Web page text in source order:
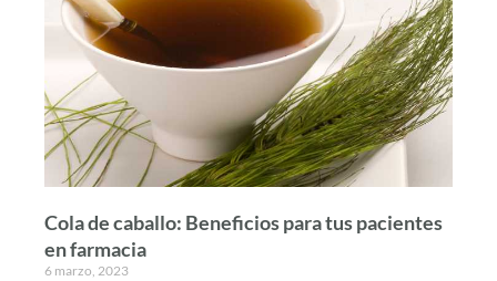
Cola de caballo: Beneficios para tus pacientes
en farmacia
6 marzo, 2023